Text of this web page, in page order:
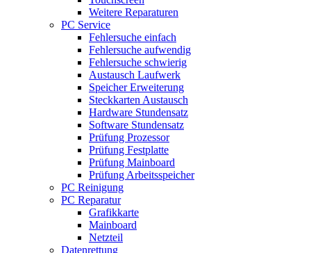
Weitere Reparaturen
PC Service
Fehlersuche einfach
Fehlersuche aufwendig
Fehlersuche schwierig
Austausch Laufwerk
Speicher Erweiterung
Steckkarten Austausch
Hardware Stundensatz
Software Stundensatz
Prüfung Prozessor
Prüfung Festplatte
Prüfung Mainboard
Prüfung Arbeitsspeicher
PC Reinigung
PC Reparatur
Grafikkarte
Mainboard
Netzteil
Datenrettung